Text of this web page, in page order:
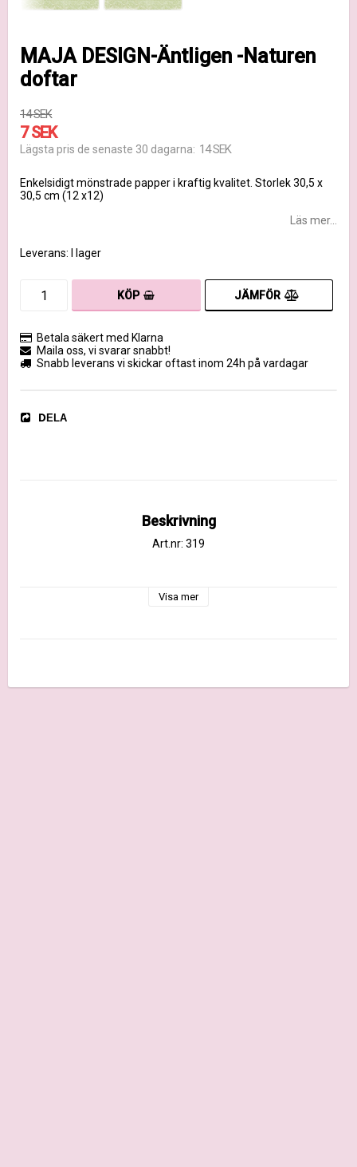
MAJA DESIGN-Äntligen -Naturen
doftar
14 SEK
7 SEK
Lägsta pris de senaste 30 dagarna 14 SEK
Enkelsidigt mönstrade papper i kraftig kvalitet. Storlek 30,5 x
30,5 cm (12 x12)
Läs mer...
Leverans: I lager
KÖP JÄMFÖR
Betala säkert med Klarna
Maila oss, vi svarar snabbt!
Snabb leverans vi skickar oftast inom 24h på vardagar
DELA
Beskrivning
Art.nr: 319
Visa mer